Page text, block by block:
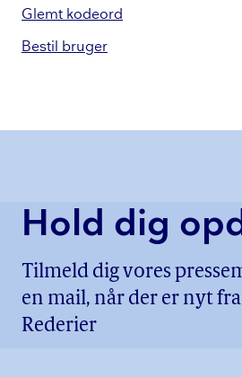
Glemt kodeord
Bestil bruger
Hold dig
Tilmeld dig vores
en mail, når der er nyt
Rederier